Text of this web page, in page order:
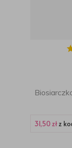
31,50 zł z